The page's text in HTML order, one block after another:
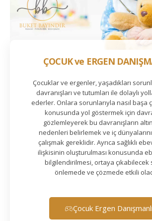
ÇOCUK ve ERGEN
Çocuklar ve ergenler, yaşadıkları
davranışları ve tutumları ile dolaylı
ederler. Onlara sorunlarıyla nasıl başa
konusunda yol göstermek için
gözlemleyerek bu davranışların
nedenleri belirlemek ve iç
çalışmak gereklidir. Ayrıca sağlıklı
ilişkisinin oluşturulması konusunda
bilgilendirilmesi, ortaya çıkabilecek
önlemede ve çözmede etkili
Çocuk Ergen